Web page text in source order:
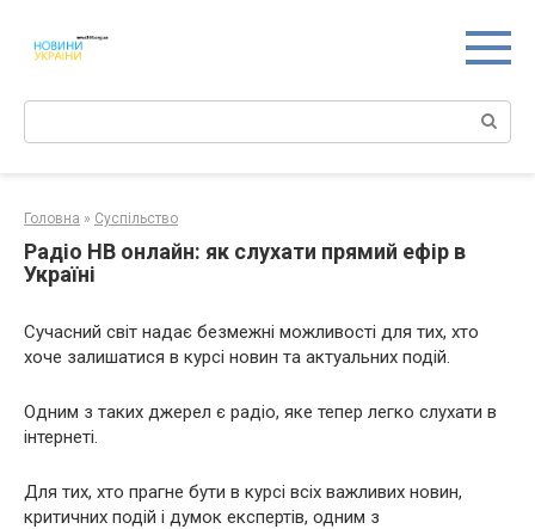
контенту
Поиск:
Головна » Суспільство
Радіо НВ онлайн: як слухати прямий ефір в
Україні
Сучасний світ надає безмежні можливості для тих, хто
хоче залишатися в курсі новин та актуальних подій.
Одним з таких джерел є радіо, яке тепер легко слухати в
інтернеті.
Для тих, хто прагне бути в курсі всіх важливих новин,
критичних подій і думок експертів, одним з